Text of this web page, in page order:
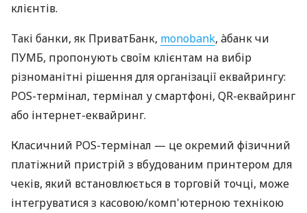
клієнтів.
Такі банки, як ПриватБанк, monobank, àбанк чи
ПУМБ, пропонують своїм клієнтам на вибір
різноманітні рішення для організації еквайрингу:
POS-термінал, термінал у смартфоні, QR-еквайринг
або інтернет-еквайринг.
Класичний POS-термінал — це окремий фізичний
платіжний пристрій з вбудованим принтером для
чеків, який встановлюється в торговій точці, може
інтегруватися з касовою/комп'ютерною технікою